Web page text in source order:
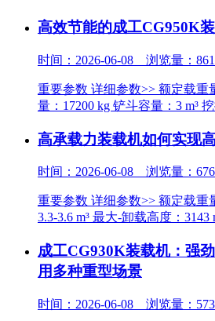
高效节能的成工CG950K
时间：2026-06-08 浏览量：861
重要参数 详细参数>> 额定载重
量：17200 kg 铲斗容量：3 m³
高承载力装载机如何实现
时间：2026-06-08 浏览量：676
重要参数 详细参数>> 额定载重
3.3-3.6 m³ 最大-卸载高度：3143
成工CG930K装载机：强
用多种重型场景
时间：2026-06-08 浏览量：573